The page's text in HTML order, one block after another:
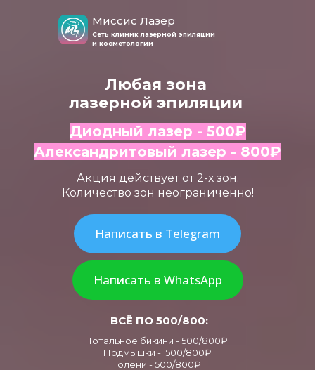
Любая зона
лазерной эпиляции
Диодный лазер - 500₽
Александритовый лазер - 800₽
Акция действует от 2-х зон.
Количество зон неограниченно!
Написать в Telegram
Написать в WhatsApp
ВСЁ ПО 500/800:
Тотальное бикини - 500/800₽
Подмышки - 500/800₽
Голени - 500/800₽
Сеть клиник лазерной эпиляции
и косметологии
Миссис Лазер